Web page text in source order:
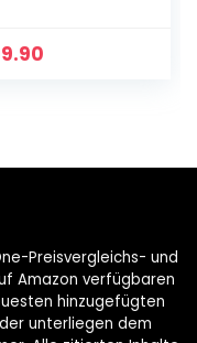
Preisvergleichs- und
Amazon verfügbaren
hinzugefügten
unterliegen dem